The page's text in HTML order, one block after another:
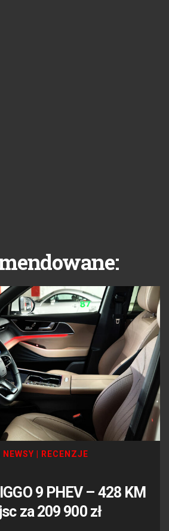
NEWSY
RECENZJE
9 PHEV – 428 KM
za 209 900 zł